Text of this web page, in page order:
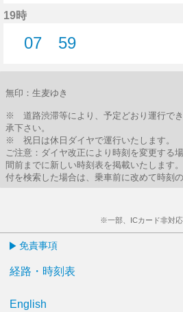
19時
07
59
無印：生麦ゆき
※ 道路渋滞等により、予定どおり運行で
承下さい。
※ 祝日は休日ダイヤで運行いたします。
ご注意：ダイヤ改正により時刻を変更する
間前までに新しい時刻表を掲載いたします
付を検索した場合は、乗車前に改めて時刻
※一部、ICカード非対応
免責事項
経路・時刻表
English